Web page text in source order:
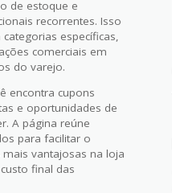
de estoque e
recorrentes. Isso
específicas,
comerciais em
do varejo.
encontra cupons
e oportunidades de
A página reúne
para facilitar o
vantajosas na loja
final das